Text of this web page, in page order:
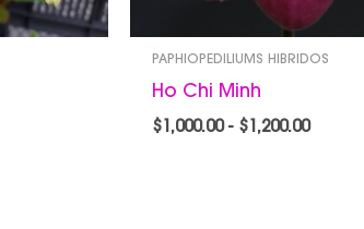
PAPHIOPEDILIUMS HIBRIDOS
Ho Chi Minh
$ 1,000.00 - $ 1,200.00